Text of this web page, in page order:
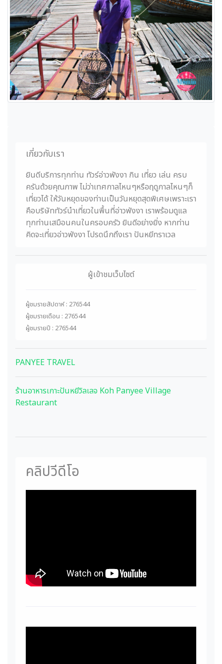
เกี่ยวกับเรา
ยินดีบริการทุกท่าน ทัวร์อ่าวพังงา กิน เที่ยว เล่น ครบ
ครันด้วยคุณภาพ ไม่ว่าเทศกาลไหนๆหรือฤดูกาลไหนๆก็
เที่ยวได้ ให้วันหยุดของท่านเป็นวันหยุดสุดพิเศษเพราะเรา
คือบริษัททัวร์นำเที่ยวในพื้นที่อ่าวพังงา เราพร้อมดูแล
ทุกท่านเสมือนคนในครอบครัว ยินดีอย่างยิ่ง หากท่าน
คิดจะเที่ยวอ่าวพังงา โปรดนึกถึงเรา ปันหยีทราเวล
ผู้เข้าชมเว็บไซต์
ผู้ชมรายสัปดาห์ : 276544
ผู้ชมรายเดือน : 276544
ผู้ชมรายปี : 276544
PANYEE TRAVEL
ร้านอาหารเกาะปันหยีวิลเลจ Koh Panyee Village
Restaurant
คลิปวีดีโอ